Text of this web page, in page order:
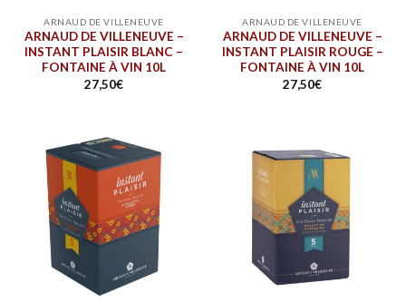
ARNAUD DE VILLENEUVE
ARNAUD DE VILLENEUVE –
INSTANT PLAISIR BLANC –
FONTAINE À VIN 10L
27,50€
ARNAUD DE VILLENEUVE
ARNAUD DE VILLENEUVE –
INSTANT PLAISIR ROUGE –
FONTAINE À VIN 10L
27,50€